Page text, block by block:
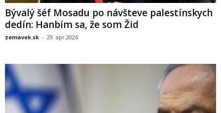
Bývalý šéf Mosadu po návšteve palestínskych
dedín: Hanbím sa, že som Žid
zemavek.sk - 29. apr 2026